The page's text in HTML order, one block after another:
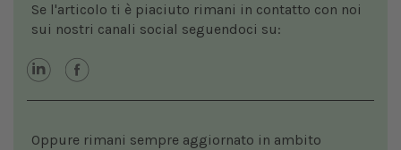
Se l'articolo ti è piaciuto rimani in contatto con noi
sui nostri canali social seguendoci su:
Oppure rimani sempre aggiornato in ambito